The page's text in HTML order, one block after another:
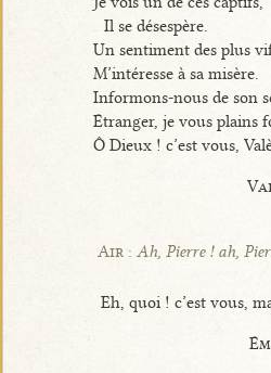
Il se désespère.
Un sentiment des plus
M’intéresse à sa misère.
Informons-nous de son
Étranger, je vous plains
Ô Dieux ! c’est vous,
Air : Ah, Pierre ! ah,
Eh, quoi ! c’est vous,